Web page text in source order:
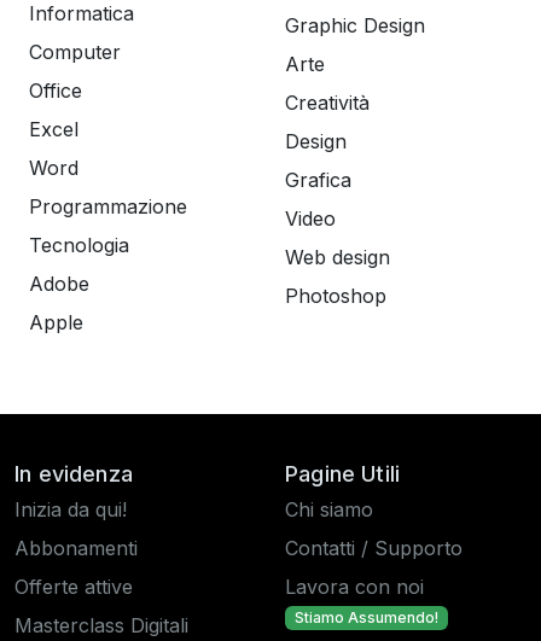
Informatica
Computer
Office
Excel
Word
Programmazione
Tecnologia
Adobe
Apple
Graphic Design
Arte
Creatività
Design
Grafica
Video
Web design
Photoshop
In evidenza
Inizia da qui!
Abbonamenti
Offerte attive
Masterclass Digitali
Pagine Utili
Chi siamo
Contatti / Supporto
Lavora con noi
Stiamo Assumendo!